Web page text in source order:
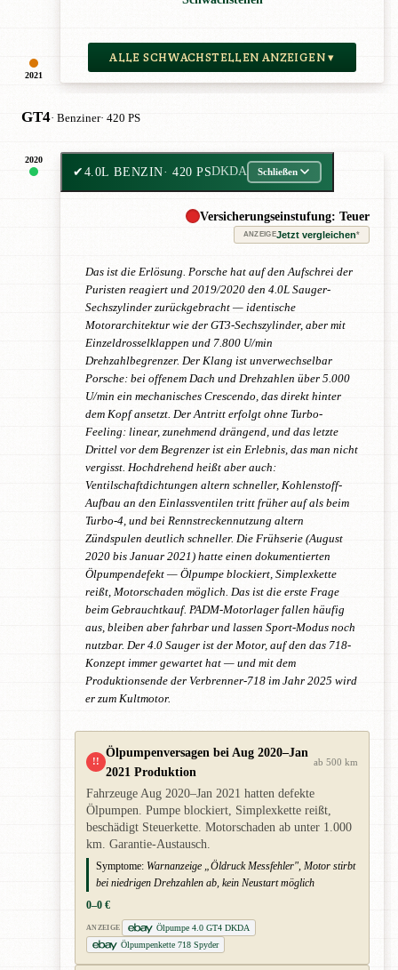
2021
ALLE SCHWACHSTELLEN ANZEIGEN ▾
GT4· Benziner· 420 PS
2020
✔4.0L BENZIN· 420 PSDKDA Schließen
Versicherungseinstufung: Teuer
ANZEIGEJetzt vergleichen*
Das ist die Erlösung. Porsche hat auf den Aufschrei der
Puristen reagiert und 2019/2020 den 4.0L Sauger-
Sechszylinder zurückgebracht — identische
Motorarchitektur wie der GT3-Sechszylinder, aber mit
Einzeldrosselklappen und 7.800 U/min
Drehzahlbegrenzer. Der Klang ist unverwechselbar
Porsche: bei offenem Dach und Drehzahlen über 5.000
U/min ein mechanisches Crescendo, das direkt hinter
dem Kopf ansetzt. Der Antritt erfolgt ohne Turbo-
Feeling: linear, zunehmend drängend, und das letzte
Drittel vor dem Begrenzer ist ein Erlebnis, das man nicht
vergisst. Hochdrehend heißt aber auch:
Ventilschaftdichtungen altern schneller, Kohlenstoff-
Aufbau an den Einlassventilen tritt früher auf als beim
Turbo-4, und bei Rennstreckennutzung altern
Zündspulen deutlich schneller. Die Frühserie (August
2020 bis Januar 2021) hatte einen dokumentierten
Ölpumpendefekt — Ölpumpe blockiert, Simplexkette
reißt, Motorschaden möglich. Das ist die erste Frage
beim Gebrauchtkauf. PADM-Motorlager fallen häufig
aus, bleiben aber fahrbar und lassen Sport-Modus noch
nutzbar. Der 4.0 Sauger ist der Motor, auf den das 718-
Konzept immer gewartet hat — und mit dem
Produktionsende der Verbrenner-718 im Jahr 2025 wird
er zum Kultmotor.
!!
Ölpumpenversagen bei Aug 2020–Jan
2021 Produktion
ab 500 km
Fahrzeuge Aug 2020–Jan 2021 hatten defekte
Ölpumpen. Pumpe blockiert, Simplexkette reißt,
beschädigt Steuerkette. Motorschaden ab unter 1.000
km. Garantie-Austausch.
Symptome: Warnanzeige „Öldruck Messfehler", Motor stirbt
bei niedrigen Drehzahlen ab, kein Neustart möglich
0–0 €
ANZEIGE
Ölpumpe 4.0 GT4 DKDA
Ölpumpenkette 718 Spyder